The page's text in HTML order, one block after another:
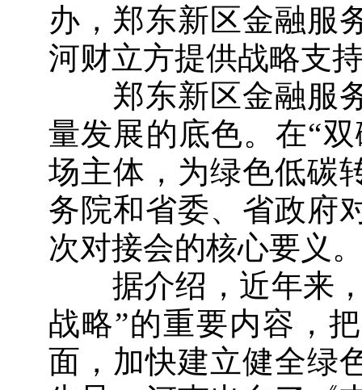
办，郑东新区金融服
河财立方提供战略支
郑东新区金融服务
量发展的底色。在“
场主体，为绿色低碳
务院和省委、省政府
次对接会的核心要义
据介绍，近年来，
战略”的重要内容，
面，加快建立健全绿